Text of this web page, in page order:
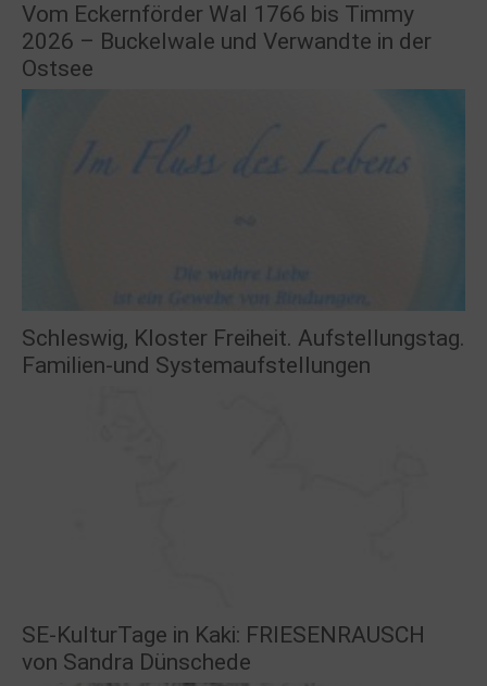
Vom Eckernförder Wal 1766 bis Timmy
2026 – Buckelwale und Verwandte in der
Ostsee
Schleswig, Kloster Freiheit. Aufstellungstag.
Familien-und Systemaufstellungen
SE-KulturTage in Kaki: FRIESENRAUSCH
von Sandra Dünschede